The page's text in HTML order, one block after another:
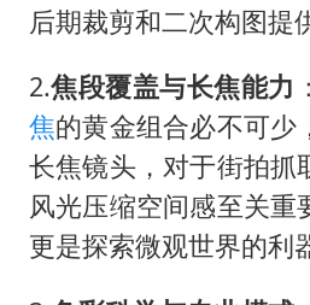
后期裁剪和二次构图提
2.焦段覆盖与长焦能力
焦的黄金组合必不可少
长焦镜头，对于街拍抓
风光压缩空间感至关重
更是探索微观世界的利